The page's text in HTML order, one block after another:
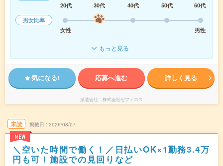
20代
30代 40代 50代
60代
男女比率
女性
男性
もっと見る
気になる! 応募へ進む 詳しく見る
派遣会社 株式会社ゼフィロス
未読
NEW
掲載日 2026/08/07
＼空いた時間で働く！／日払いOK×1勤務3.4万
円も可！施設での見回りなど